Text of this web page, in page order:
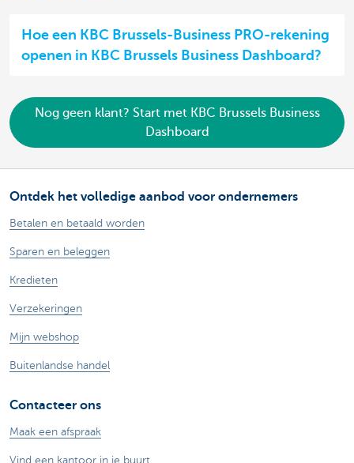
Hoe een KBC Brussels-Business PRO-rekening
openen in KBC Brussels Business Dashboard?
Nog geen klant? Start met KBC Brussels Business
Dashboard
Ontdek het volledige aanbod voor ondernemers
Betalen en betaald worden
Sparen en beleggen
Kredieten
Verzekeringen
Mijn webshop
Buitenlandse handel
Contacteer ons
Maak een afspraak
Vind een kantoor in je buurt